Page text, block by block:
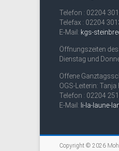
Telefon : 02204
Telefax : 02204
E-Mail: kgs-
Öffnungszeiten
Dienstag und
Offene
OGS-Leiterin:
Telefon : 02204
E-Mail: li-la-laune-
Copyright © 2026